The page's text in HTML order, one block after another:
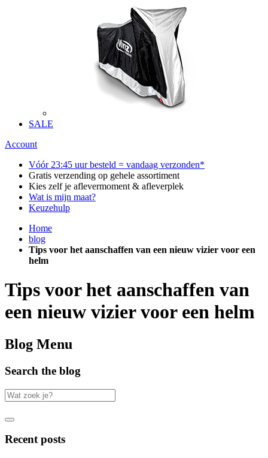
SALE
Account
Vóór 23:45 uur besteld = vandaag verzonden*
Gratis verzending op gehele assortiment
Kies zelf je aflevermoment & afleverplek
Wat is mijn maat?
Keuzehulp
Home
blog
Tips voor het aanschaffen van een nieuw vizier voor een
helm
Tips voor het aanschaffen van
een nieuw vizier voor een helm
Blog Menu
Search the blog
Recent posts